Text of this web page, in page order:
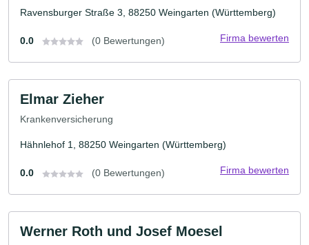
Ravensburger Straße 3, 88250 Weingarten (Württemberg)
0.0 (0 Bewertungen) Firma bewerten
Elmar Zieher
Krankenversicherung
Hähnlehof 1, 88250 Weingarten (Württemberg)
0.0 (0 Bewertungen) Firma bewerten
Werner Roth und Josef Moesel